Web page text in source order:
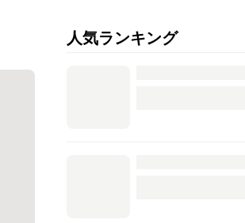
人気ランキング